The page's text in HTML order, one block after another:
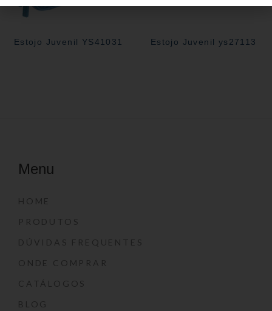
Estojo Juvenil YS41031 Estojo Juvenil ys27113
Menu
HOME
PRODUTOS
DÚVIDAS FREQUENTES
ONDE COMPRAR
CATÁLOGOS
BLOG